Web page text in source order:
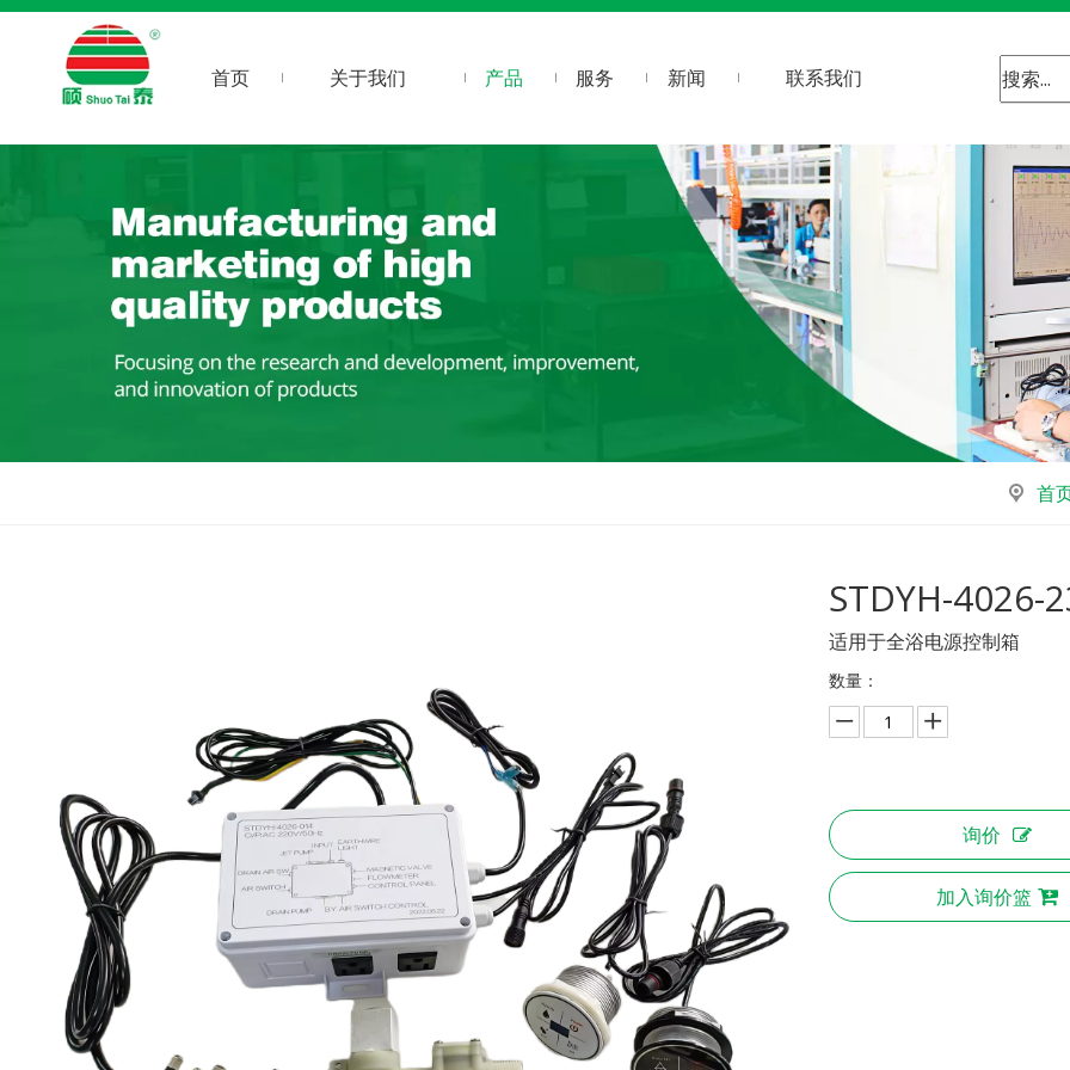
首页 关于我们 产品 服务 新闻 联系我们
首
STDYH-4026-
适用于全浴电源控制箱
数量：
询价
加入询价篮